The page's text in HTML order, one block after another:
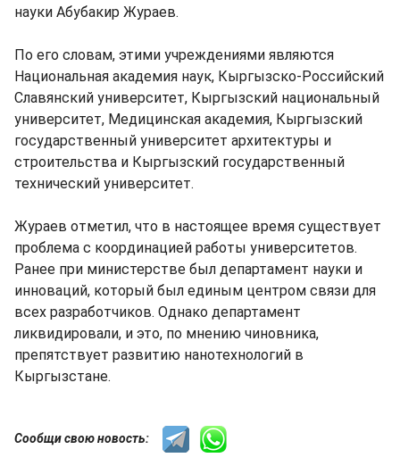
науки Абубакир Жураев.
По его словам, этими учреждениями являются
Национальная академия наук, Кыргызско-Российский
Славянский университет, Кыргызский национальный
университет, Медицинская академия, Кыргызский
государственный университет архитектуры и
строительства и Кыргызский государственный
технический университет.
Жураев отметил, что в настоящее время существует
проблема с координацией работы университетов.
Ранее при министерстве был департамент науки и
инноваций, который был единым центром связи для
всех разработчиков. Однако департамент
ликвидировали, и это, по мнению чиновника,
препятствует развитию нанотехнологий в
Кыргызстане.
Сообщи свою новость: